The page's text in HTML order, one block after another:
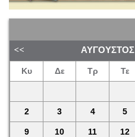
ΑΎΓΟΥΣΤΟΣ
Κυ Δε Τρ Τε
2 3 4 5
9 10 11 12